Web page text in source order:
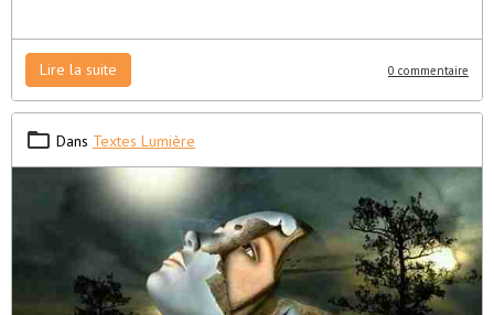
Lire la suite 0 commentaire
Dans Textes Lumière